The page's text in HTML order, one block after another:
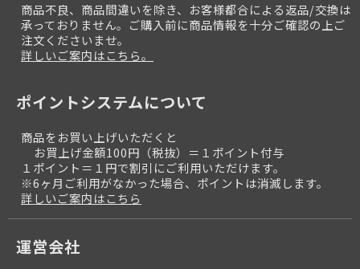
商品不良、商品間違いを除き、お客様都合による返品/交換は
承っておりません。ご購入前に商品情報を十分ご確認の上ご
注文くださいませ。
詳しいご案内はこちら。
ポイントシステムについて
商品をお買い上げいただくと
お買上げ金額100円（税抜）＝１ポイント付与
１ポイント＝１円で割引にご利用いただけます。
※6ヶ月ご利用がなかった場合、ポイントは消滅します。
詳しいご案内はこちら
運営会社